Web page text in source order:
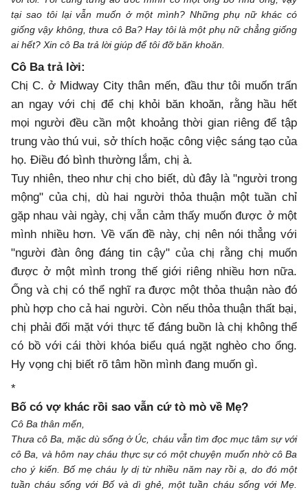
tại sao tôi lại vẫn muốn ở một mình? Những phụ nữ khác có
giống vậy không, thưa cô Ba? Hay tôi là một phụ nữ chẳng giống
ai hết? Xin cô Ba trả lời giúp để tôi đỡ băn khoăn.
Cô Ba trả lời:
Chị C. ở Midway City thân mến, đầu thư tôi muốn trấn
an ngay với chị để chị khỏi băn khoăn, rằng hầu hết
mọi người đều cần một khoảng thời gian riêng để tập
trung vào thú vui, sở thích hoặc công việc sáng tạo của
họ. Điều đó bình thường lắm, chị à.
Tuy nhiên, theo như chị cho biết, dù đây là "người trong
mộng" của chị, dù hai người thỏa thuận một tuần chỉ
gặp nhau vài ngày, chị vẫn cảm thấy muốn được ở một
mình nhiều hơn. Về vấn đề này, chị nên nói thẳng với
"người đàn ông đáng tin cậy" của chị rằng chị muốn
được ở một mình trong thế giới riêng nhiều hơn nữa.
Ổng và chị có thể nghĩ ra được một thỏa thuận nào đó
phù hợp cho cả hai người. Còn nếu thỏa thuận thất bại,
chị phải đối mặt với thực tế đáng buồn là chị không thể
có bồ với cái thời khóa biểu quá ngặt nghèo cho ổng.
Hy vọng chị biết rõ tâm hồn mình đang muốn gì.
*
Bố có vợ khác rồi sao vẫn cứ tò mò về Mẹ?
Cô Ba thân mến,
Thưa cô Ba, mặc dù sống ở Úc, cháu vẫn tìm đọc mục tâm sự với
cô Ba, và hôm nay cháu thực sự có một chuyện muốn nhờ cô Ba
cho ý kiến. Bố mẹ cháu ly dị từ nhiều năm nay rồi ạ, do đó một
tuần cháu sống với Bố và dì ghẻ, một tuần cháu sống với Mẹ.